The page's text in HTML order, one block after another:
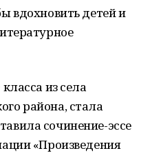
вдохновить детей и
из села
района, стала
сочинение-эссе
«Произведения